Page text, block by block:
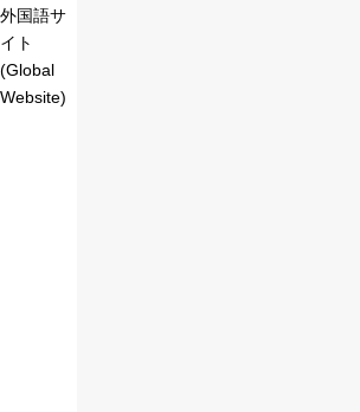
外国語サ
イト
(Global
Website)